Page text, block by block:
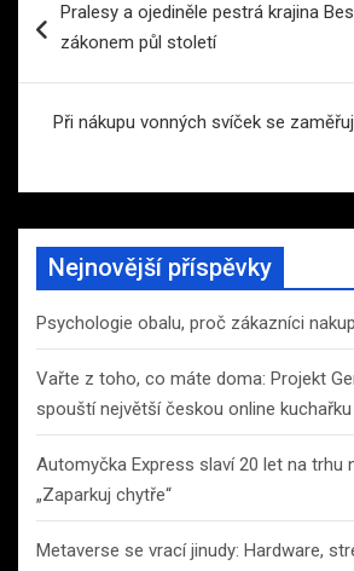
proPralesy a ojediněle pestrá krajina
zákonem půl století
Při nákupu vonných svíček se
Nejnovější příspěvky
Psychologie obalu, proč zákazníci
Vařte z toho, co máte doma: Projekt
spouští největší českou online kuchařku
Automyčka Express slaví 20 let na trhu
„Zaparkuj chytře“
Metaverse se vrací jinudy: Hardware,